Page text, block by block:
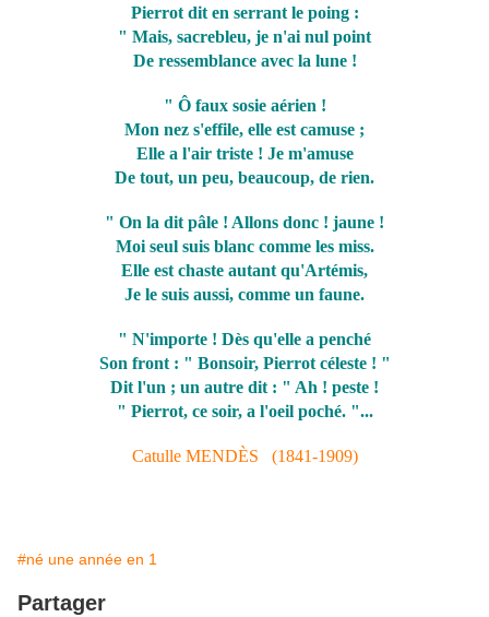
Pierrot dit en serrant le poing :
" Mais, sacrebleu, je n'ai nul point
De ressemblance avec la lune !
" Ô faux sosie aérien !
Mon nez s'effile, elle est camuse ;
Elle a l'air triste ! Je m'amuse
De tout, un peu, beaucoup, de rien.
" On la dit pâle ! Allons donc ! jaune !
Moi seul suis blanc comme les miss.
Elle est chaste autant qu'Artémis,
Je le suis aussi, comme un faune.
" N'importe ! Dès qu'elle a penché
Son front : " Bonsoir, Pierrot céleste ! "
Dit l'un ; un autre dit : " Ah ! peste !
" Pierrot, ce soir, a l'oeil poché. "...
Catulle MENDÈS (1841-1909)
#né une année en 1
Partager